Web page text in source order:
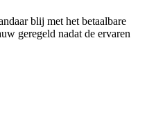
blij met het betaalbare
geregeld nadat de ervaren